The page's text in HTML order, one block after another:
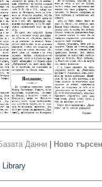
Данни Ново
Library